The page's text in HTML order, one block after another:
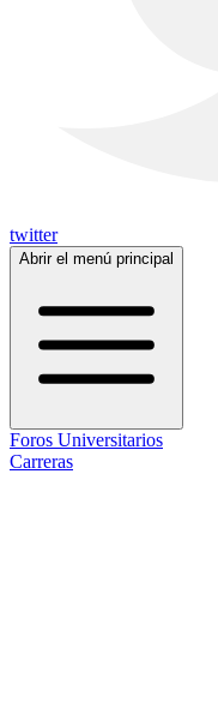
twitter
Abrir el menú principal
Foros Universitarios
Carreras